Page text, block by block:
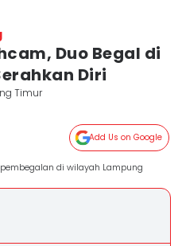
Duo Begal di
Diri
Timur
Add Us on Google
di wilayah Lampung